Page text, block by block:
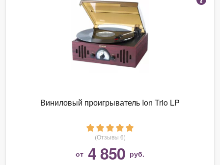
Виниловый проигрыватель Ion Trio LP
(Отзывы 6)
от 4 850 руб.